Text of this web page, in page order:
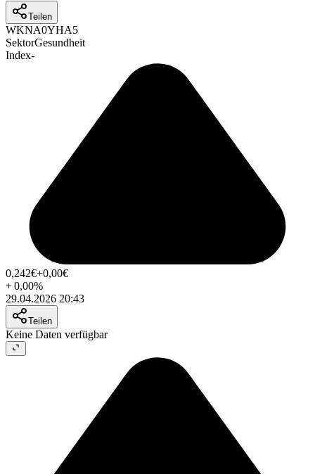
Teilen
WKNA0YHA5
SektorGesundheit
Index-
0,242€+0,00€
+0,00%
29.04.2026 20:43
Teilen
Keine Daten verfügbar